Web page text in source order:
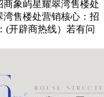
象屿星耀翠湾售楼处
售楼处营销核心：招
开辟商热线）若有问